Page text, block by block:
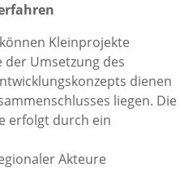
Kleinprojekte
Umsetzung des
dienen
liegen. Die
erfolgt durch ein
Akteure